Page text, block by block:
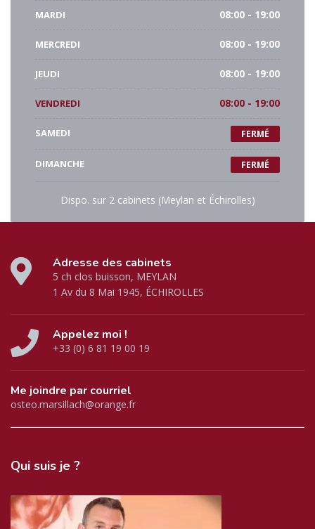
MARDI 08:00 - 19:00
MERCREDI 08:00 - 19:00
JEUDI 08:00 - 19:00
VENDREDI 08:00 - 19:00
SAMEDI FERMÉ
DIMANCHE FERMÉ
Dispo. sur 2 cabinets (Meylan et Échirolles)
Adresse des cabinets
5 ch clos buisson, MEYLAN
1 Av du 8 Mai 1945, ÉCHIROLLES
Appelez moi !
+33 (0) 6 81 19 00 19
Me joindre par courriel
osteo.marsillach@orange.fr
Qui suis je ?